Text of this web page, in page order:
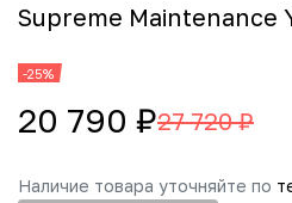
Supreme Maintenance
-25%
20 790 ₽27 720 ₽
Наличие товара уточняйте по